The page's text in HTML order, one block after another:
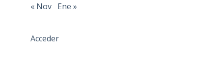
« Nov Ene »
Acceder